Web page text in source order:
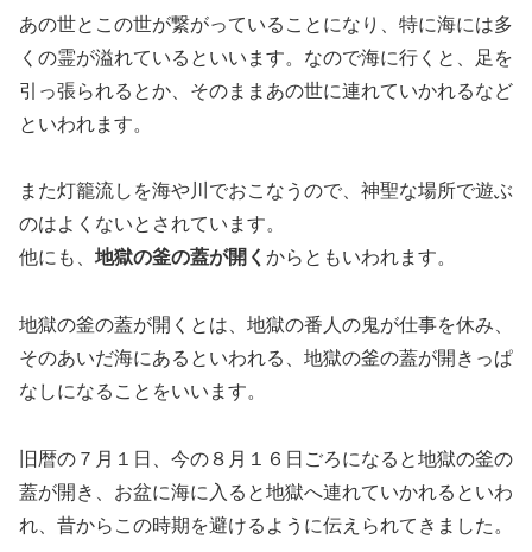
あの世とこの世が繋がっていることになり、特に海には多
くの霊が溢れているといいます。 なので海に行くと、足を
引っ張られるとか、そのままあの世に連れていかれるなど
といわれます。
また灯籠流しを海や川でおこなうので、神聖な場所で遊ぶ
のはよくないとされています。
他にも、 地獄の釜の蓋が開く からともいわれます。
地獄の釜の蓋が開くとは、地獄の番人の鬼が仕事を休み、
そのあいだ海にあるといわれる、地獄の釜の蓋が開きっぱ
なしになることをいいます。
旧暦の７月１日、今の８月１６日ごろになると地獄の釜の
蓋が開き、お盆に海に入ると地獄へ連れていかれるといわ
れ、昔からこの時期を避けるように伝えられてきました。